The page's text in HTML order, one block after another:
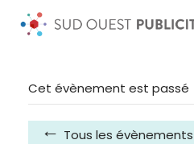
Cet évènement est passé
Tous les évènements